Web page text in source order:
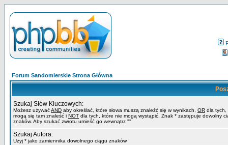
Forum Sandomierskie Strona Główna
Szukaj Słów Kluczowych:
Możesz używaćAND aby określać, które słowa muszą znaleźć się w wynikach, OR dla tych,
mogą się tam znaleść i NOT dla tych, które nie mogą wystąpić. Znak * zastępuje dowolny
znaków. Aby szukać zwrotu umieść go wewnątrz ""
Szukaj Autora:
Użyj * jako zamiennika dowolnego ciągu znaków